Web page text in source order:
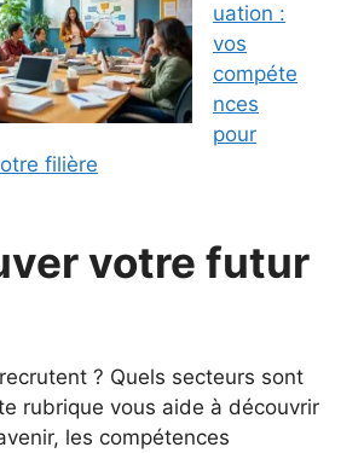
uation :
vos
compéte
nces
pour
filière
votre futur
? Quels secteurs sont
rubrique vous aide à découvrir
les compétences